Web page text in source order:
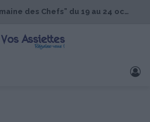
1er Édition de “La Semaine des Chefs” du 19 au 24 octobre 2026